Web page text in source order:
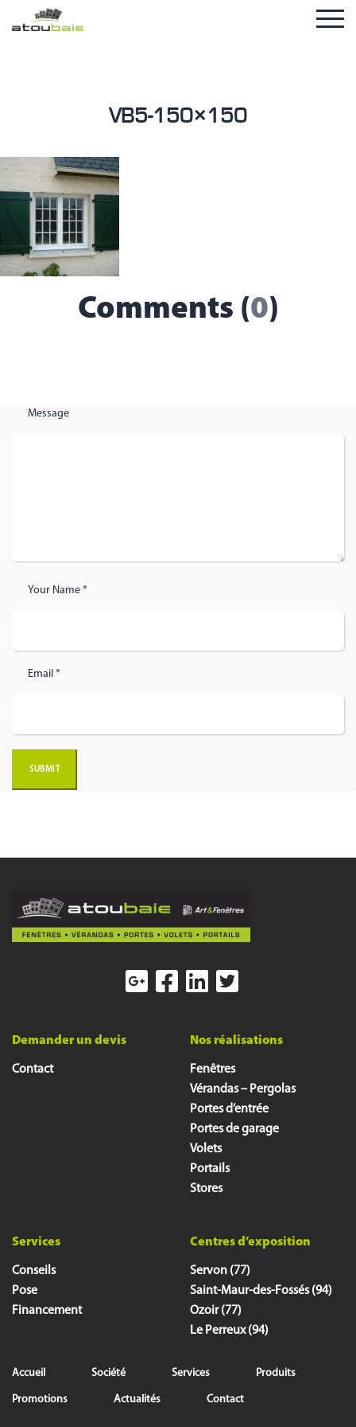
VB5-150×150
Comments (0)
Message
Your Name *
Email *
Demander un devis
Contact
Nos réalisations
Fenêtres
Vérandas – Pergolas
Portes d’entrée
Portes de garage
Volets
Portails
Stores
Services
Conseils
Pose
Financement
Centres d’exposition
Servon (77)
Saint-Maur-des-Fossés (94)
Ozoir (77)
Le Perreux (94)
Accueil Société Services Produits
Promotions Actualités Contact